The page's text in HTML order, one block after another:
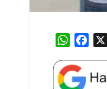
W
a
t
e